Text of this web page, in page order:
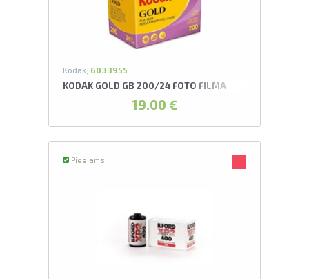
Kodak, 6033955
KODAK GOLD GB 200/24 FOTO FILMA
19.00 €
Pieejams